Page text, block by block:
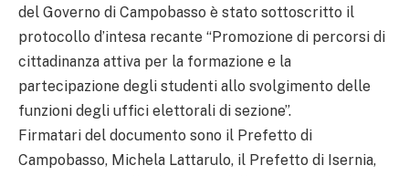
del Governo di Campobasso è stato sottoscritto il
protocollo d’intesa recante “Promozione di percorsi di
cittadinanza attiva per la formazione e la
partecipazione degli studenti allo svolgimento delle
funzioni degli uffici elettorali di sezione”.
Firmatari del documento sono il Prefetto di
Campobasso, Michela Lattarulo, il Prefetto di Isernia,